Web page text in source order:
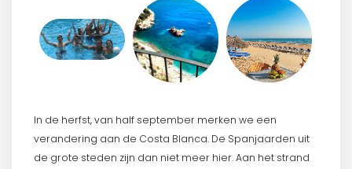
In de herfst, van half september merken we een
verandering aan de Costa Blanca. De Spanjaarden uit
de grote steden zijn dan niet meer hier. Aan het strand